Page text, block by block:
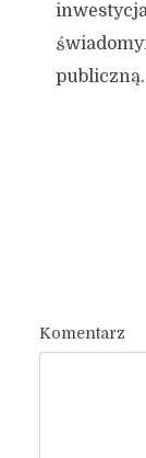
publiczną.
Komentarz